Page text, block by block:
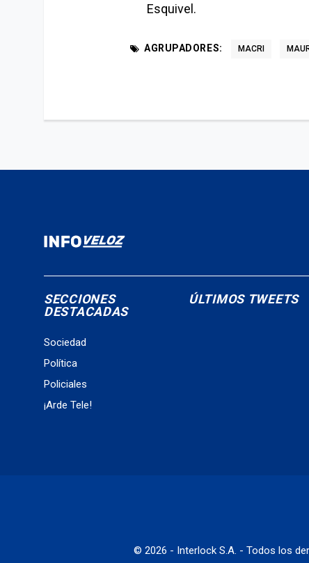
Esquivel.
AGRUPADORES: MACRI
SECCIONES
DESTACADAS
Sociedad
Política
Policiales
¡Arde Tele!
ÚLTIMOS TWEETS
© 2026 - Interlock S.A. - Todos los